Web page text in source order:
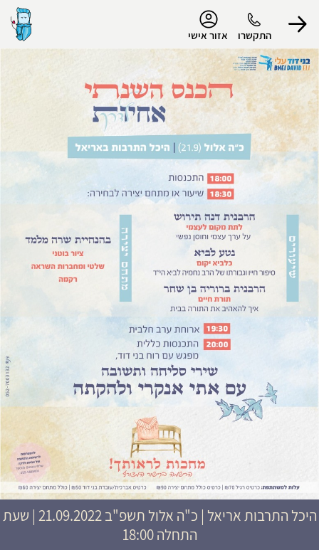
התקשרו אזור אישי
הפרופיל שלי
התנתק
היכל התרבות אריאל | כ"ה אלול תשפ"ב
21.09.2022 | שעת
התחלה 18:00